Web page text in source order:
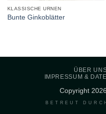
KLASSISCHE URNEN
Bunte Ginkoblätter
ÜBER
IMPRESSUM &
Copyright
BETREUT